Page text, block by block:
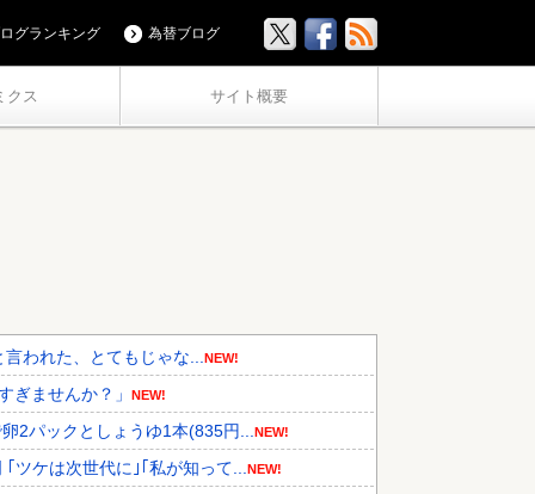
クス サイト概要
グランキング 為替ブログ
われた、とてもじゃな... NEW!
ぎませんか？」 NEW!
2パックとしょうゆ1本(835円... NEW!
ツケは次世代に｣｢私が知って... NEW!